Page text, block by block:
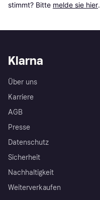
stimmt? Bitte melde sie hier.
Klarna
Über uns
Karriere
AGB
Presse
Datenschutz
Sicherheit
Nachhaltigkeit
Weiterverkaufen